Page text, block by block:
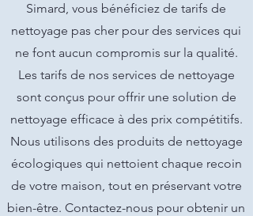
Simard, vous bénéficiez de tarifs de
nettoyage pas cher pour des services qui
ne font aucun compromis sur la qualité.
Les tarifs de nos services de nettoyage
sont conçus pour offrir une solution de
nettoyage efficace à des prix compétitifs.
Nous utilisons des produits de nettoyage
écologiques qui nettoient chaque recoin
de votre maison, tout en préservant votre
bien-être. Contactez-nous pour obtenir un